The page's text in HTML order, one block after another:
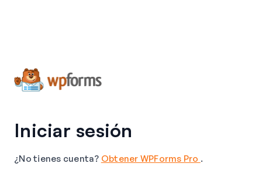
Iniciar sesión
¿No tienes cuenta? Obtener WPForms Pro .